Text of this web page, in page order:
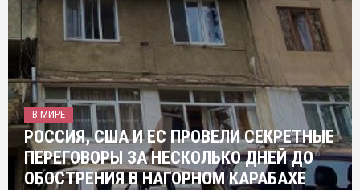
В МИРЕ
РОССИЯ, США И ЕС ПРОВЕЛИ СЕКРЕТНЫЕ
ПЕРЕГОВОРЫ ЗА НЕСКОЛЬКО ДНЕЙ ДО
ОБОСТРЕНИЯ В НАГОРНОМ КАРАБАХЕ